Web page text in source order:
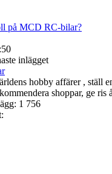
på MCD RC-bilar?
inlägget
hobby affärer , ställ
shoppar, ge ris
1 756